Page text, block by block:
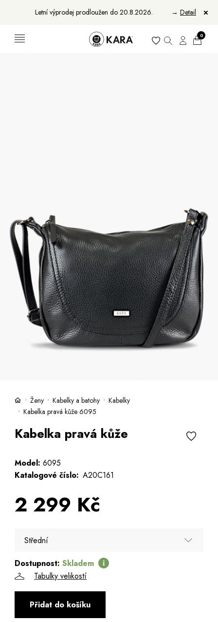
Letní výprodej prodloužen do 20.8.2026. → Detail
Kufry -21 % Prodejny Služby
Kara klub
Dárkové poukazy
Extra výhodné
Slevy
Bundy a kabáty -50 %
Česky Slovensky
0
Ženy Kabelky a batohy
Kabelky
Kabelka pravá kůže 6095
Kabelka pravá kůže
Model: 6095
Katalogové číslo: A20C161
2 299 Kč
Střední
Střední
Dostupnost: Skladem
Tabulky velikostí
Přidat do košíku